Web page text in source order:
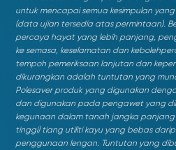
untuk mencapai semua kesimpulan
(data ujian tersedia atas permintaan).
percaya hayat yang lebih panjang,
ke semasa, keselamatan dan
tempoh pemeriksaan lanjutan dan
dikurangkan adalah tuntutan yang
Polesaver produk yang digunakan
dan digunakan pada pengawet yang
kegunaan dalam tanah jangka panjang
tinggi) tiang utiliti kayu yang bebas
penggunaan lengan. Tuntutan yang